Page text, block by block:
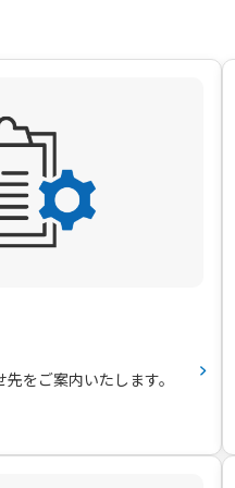
をご案内いたします。